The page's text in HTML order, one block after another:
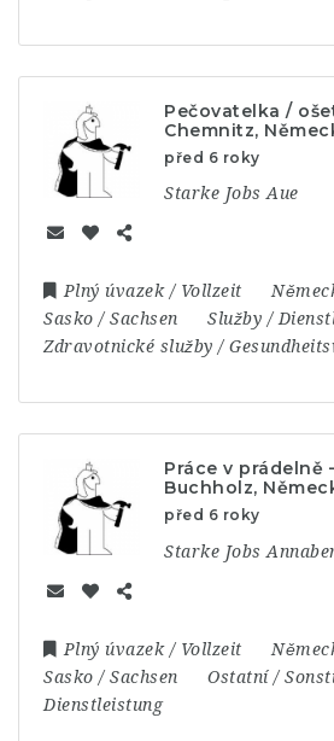
Pečovatelka /
Chemnitz,
před 6 roky
Starke Jobs Aue
Plný úvazek / Vollzeit
Sasko / Sachsen
Služby /
Zdravotnické služby /
Práce v prádelně
Buchholz,
před 6 roky
Starke Jobs
Plný úvazek / Vollzeit
Sasko / Sachsen
Ostatní /
Dienstleistung